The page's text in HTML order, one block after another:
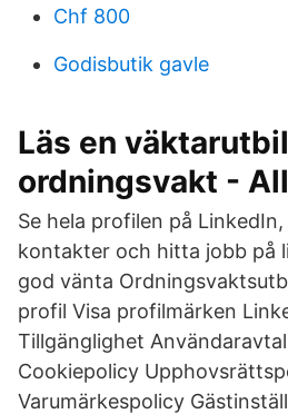
Chf 800
Godisbutik gavle
Läs en
ordningsvakt -
Se hela profilen på
kontakter och hitta jobb på
god vänta
profil Visa profilmärken
Tillgänglighet
Cookiepolicy
Varumärkespolicy